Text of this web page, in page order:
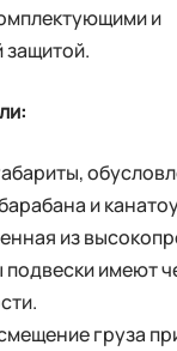
и
защитой.
и
из
подвески имеют
груза